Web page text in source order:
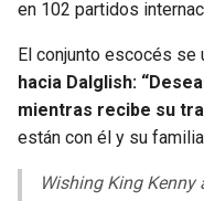
en 102 partidos
El conjunto escocés se
hacia Dalglish:
mientras recibe su
están con él y su
Wishing King Kenny